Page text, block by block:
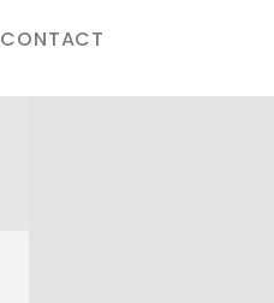
CONTACT